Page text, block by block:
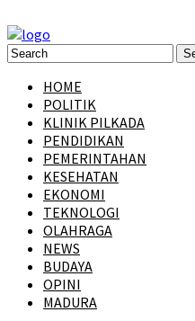
HOME
POLITIK
KLINIK PILKADA
PENDIDIKAN
PEMERINTAHAN
KESEHATAN
EKONOMI
TEKNOLOGI
OLAHRAGA
NEWS
BUDAYA
OPINI
MADURA